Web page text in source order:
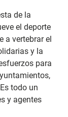
de la
el deporte
a vertebrar el
y la
para
todo un
y agentes